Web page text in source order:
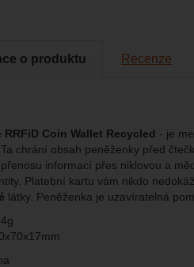
identifikovat konkrétní uživatele
o produktu Recenze
Coin Wallet Recycled - je
chrání obsah peněženky před
informací přes niklovou a
Platební kartu vám nikdo
látky. Peněženka je uzavíratelná